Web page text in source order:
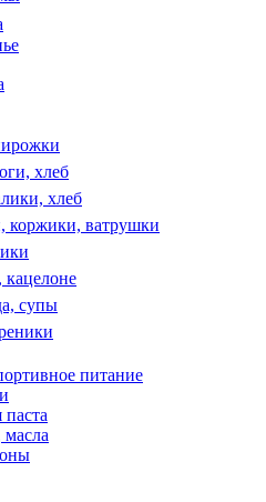
хлеб
хлеб
коржики, ватрушки
супы
питание